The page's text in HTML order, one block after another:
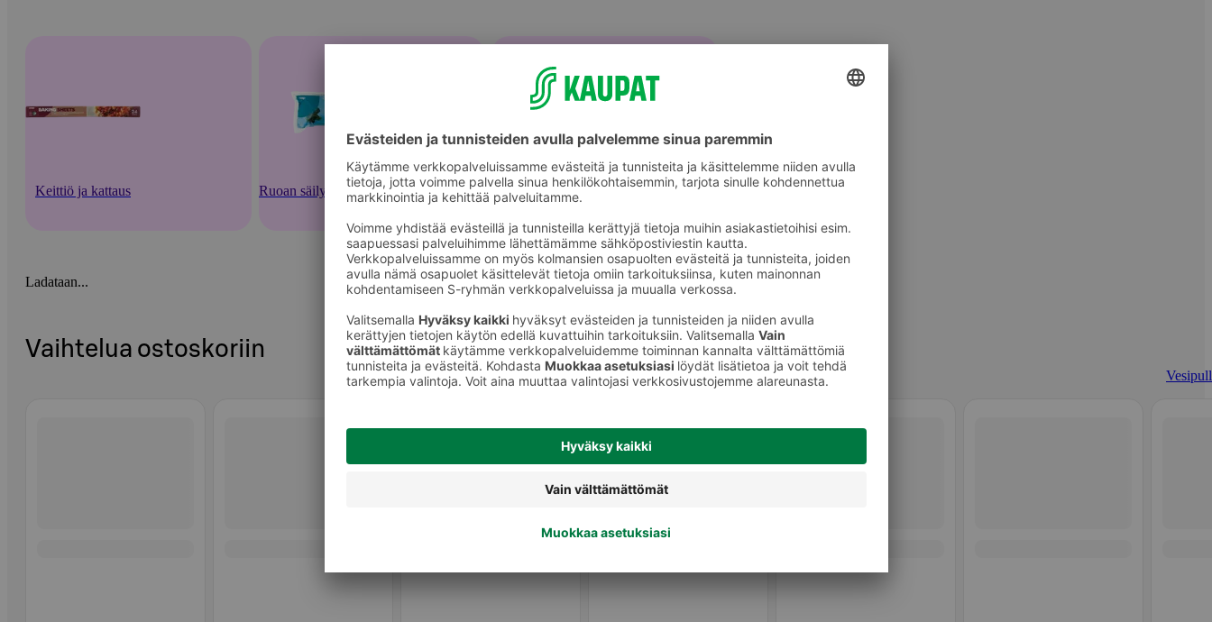
Keittiö ja kattaus Ruoan säilytysastiat ja -välineet Vesipullot
Ladataan...
Vaihtelua ostoskoriin